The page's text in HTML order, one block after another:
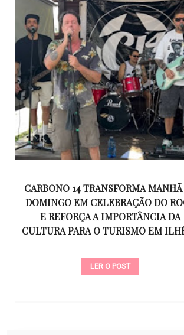
15 ANOS APÓS RACHA QUE MATOU
JOVENS EM ILHÉUS,
DOS RESPONSÁVEIS TORNA-SE
DEFINITIVA
LER O POST